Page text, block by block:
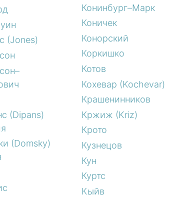
(Jones)
(Dipans)
(Domsky)
Конинбург–Марк
Коничек
Конорский
Коркишко
Котов
Кохевар (Kochevar)
Крашенинников
Кржиж (Kriz)
Крото
Кузнецов
Кун
Куртс
Кыйв